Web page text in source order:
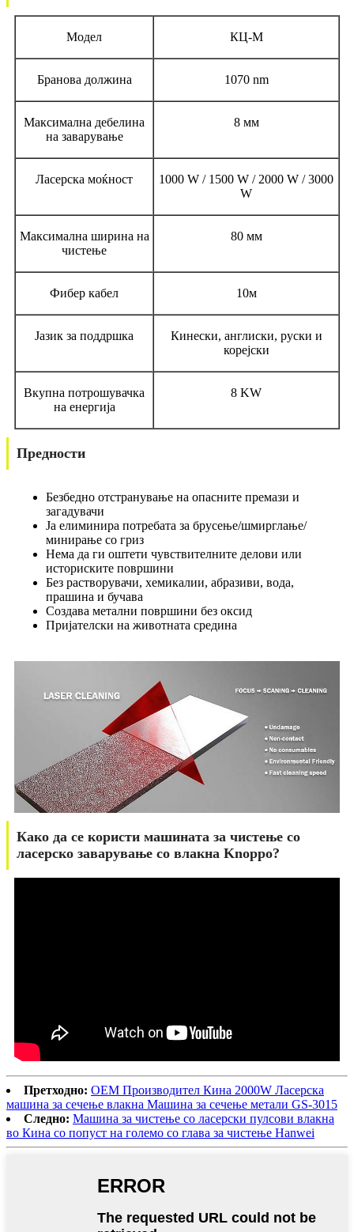
Модел КЦ-М
Бранова должина 1070 nm
Максимална дебелина
на заварување
8 мм
Ласерска моќност
1000 W / 1500 W / 2000 W / 3000
W
Максимална ширина на
чистење
80 мм
Фибер кабел 10м
Јазик за поддршка
Кинески, англиски, руски и
корејски
Вкупна потрошувачка
на енергија
8 KW
Предности
Безбедно отстранување на опасните премази и
загадувачи
Ја елиминира потребата за брусење/шмирглање/
минирање со гриз
Нема да ги оштети чувствителните делови или
историските површини
Без растворувачи, хемикалии, абразиви, вода,
прашина и бучава
Создава метални површини без оксид
Пријателски на животната средина
Како да се користи машината за чистење со
ласерско заварување со влакна Knoppo?
Претходно: OEM Производител Кина 2000W Ласерска
машина за сечење влакна Машина за сечење метали GS-3015
Следно: Машина за чистење со ласерски пулсови влакна
во Кина со попуст на големо со глава за чистење Hanwei